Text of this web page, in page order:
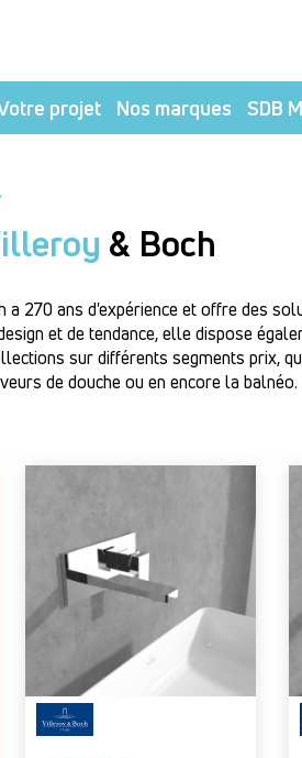
projet Nos marques SDB
& Boch
270 ans d'expérience et offre des
et de tendance, elle dispose
sur différents segments prix,
de douche ou en encore la balnéo.